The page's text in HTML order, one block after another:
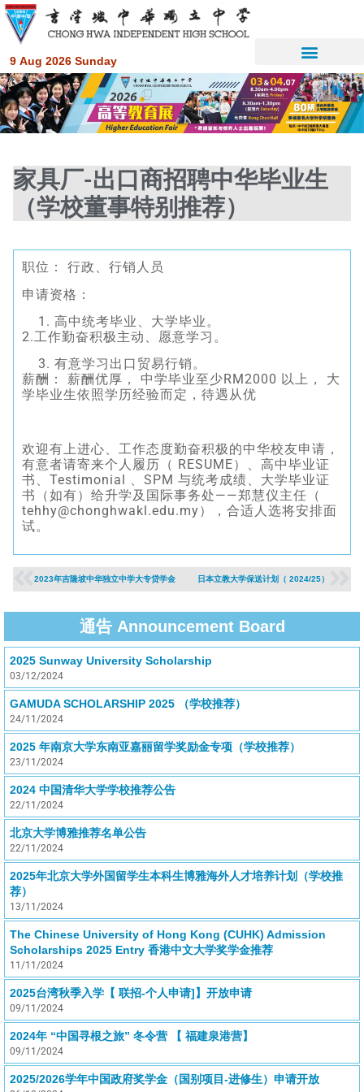
9 Aug 2026 Sunday
家具厂-出口商招聘中华毕业生
（学校董事特别推荐）
职位： 行政、行销人员
申请资格：
高中统考毕业、大学毕业。
2.工作勤奋积极主动、愿意学习。
有意学习出口贸易行销。
薪酬： 薪酬优厚， 中学毕业至少RM2000 以上， 大
学毕业生依照学历经验而定，待遇从优
欢迎有上进心、工作态度勤奋积极的中华校友申请，
有意者请寄来个人履历（ RESUME）、高中毕业证
书、Testimonial 、SPM 与统考成绩、大学毕业证
书（如有）给升学及国际事务处——郑慧仪主任（
tehhy@chonghwakl.edu.my），合适人选将安排面
试。
2023年吉隆坡中华独立中学大专贷学金 日本立教大学保送计划（ 2024/25）
通告 Announcement Board
2025 Sunway University Scholarship
03/12/2024
GAMUDA SCHOLARSHIP 2025 （学校推荐）
24/11/2024
2025 年南京大学东南亚嘉丽留学奖励金专项（学校推荐）
23/11/2024
2024 中国清华大学学校推荐公告
22/11/2024
北京大学博雅推荐名单公告
22/11/2024
2025年北京大学外国留学生本科生博雅海外人才培养计划（学校推
荐）
13/11/2024
The Chinese University of Hong Kong (CUHK) Admission
Scholarships 2025 Entry 香港中文大学奖学金推荐
11/11/2024
2025台湾秋季入学【 联招-个人申请]】开放申请
09/11/2024
2024年 “中国寻根之旅” 冬令营 【 福建泉港营】
09/11/2024
2025/2026学年中国政府奖学金（国别项目-进修生）申请开放